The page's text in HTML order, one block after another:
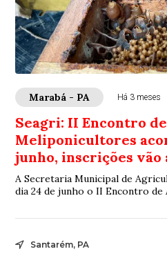
Marabá - PA Há 3 meses
Seagri: II Encontro
Meliponicultores
junho, inscrições vão
A Secretaria Municipal de
dia 24 de junho o II Encontro
Santarém, PA